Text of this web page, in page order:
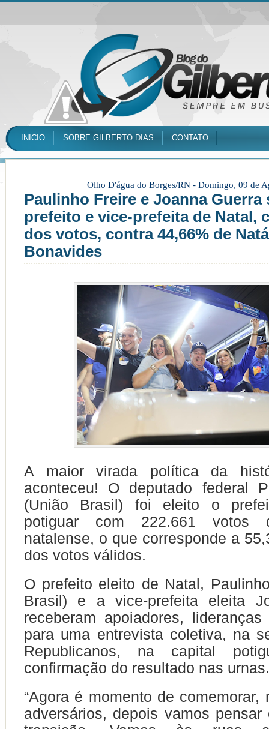
INICIO SOBRE GILBERTO DIAS CONTATO
Olho D'água do Borges/RN - Domingo, 09 de
Paulinho Freire e Joanna Guerra
prefeito e vice-prefeita de Natal,
dos votos, contra 44,66% de
Bonavides
A maior virada política da
aconteceu! O deputado federal
(União Brasil) foi eleito o
potiguar com 222.661 votos
natalense, o que corresponde a
dos votos válidos.
O prefeito eleito de Natal,
Brasil) e a vice-prefeita eleita
receberam apoiadores,
para uma entrevista coletiva, na
Republicanos, na capital
confirmação do resultado nas urnas.
“Agora é momento de comemorar,
adversários, depois vamos